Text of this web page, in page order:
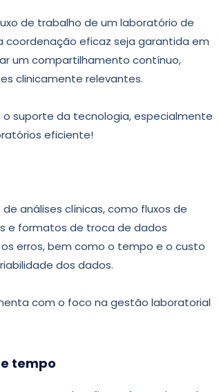
de trabalho de um laboratório de
coordenação eficaz seja garantida em
um compartilhamento contínuo,
clinicamente relevantes.
suporte da tecnologia, especialmente
eficiente!
análises clínicas, como fluxos de
e formatos de troca de dados
erros, bem como o tempo e o custo
dos dados.
com o foco na gestão laboratorial
tempo